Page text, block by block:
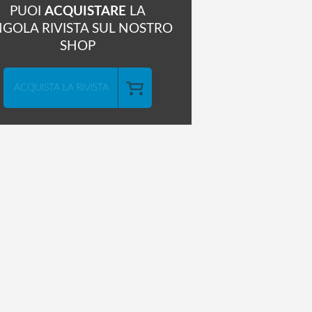
PUOI ACQUISTARELA
RIVISTA SUL NOSTRO
SHOP
ACQUISTA LA RIVISTA